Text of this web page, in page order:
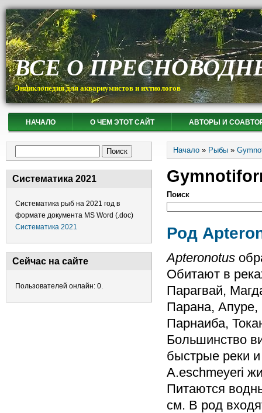
ВСЕ О
Энциклопедия для аквариумистов и ихтиологов
НАЧАЛО О ЧЕМ ЭТОТ САЙТ АВТОРЫ И
Систематика 2021
Систематика рыб на 2021 год в
формате документа MS Word (.doc)
Систематика 2021
Сейчас на сайте
Пользователей онлайн: 0.
Вы здесь
Начало » Рыбы »
Поиск
Род
Apteronotus
Обитают в
Парагвай,
Парана,
Парнаиба,
Большинство
быстрые реки
A.eschmeyeri
Питаются
см. В род